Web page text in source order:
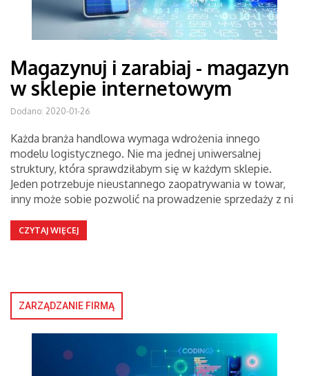
Magazynuj i zarabiaj - magazyn
w sklepie internetowym
Dodano: 2020-01-26
Każda branża handlowa wymaga wdrożenia innego
modelu logistycznego. Nie ma jednej uniwersalnej
struktury, która sprawdziłabym się w każdym sklepie.
Jeden potrzebuje nieustannego zaopatrywania w towar,
inny może sobie pozwolić na prowadzenie sprzedaży z ni
CZYTAJ WIĘCEJ
ZARZĄDZANIE FIRMĄ